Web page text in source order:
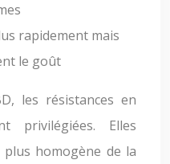
rapidement mais
le goût
les résistances en
privilégiées. Elles
homogène de la